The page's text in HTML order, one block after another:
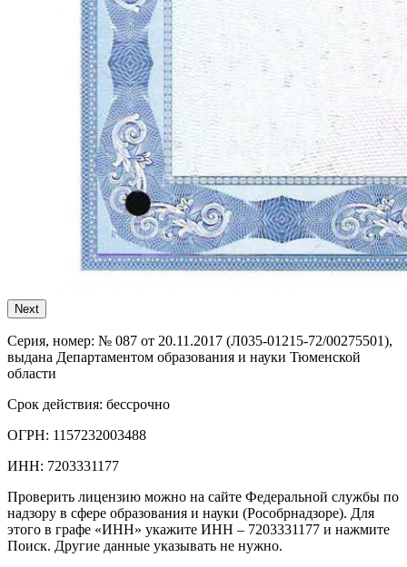
Next
Серия, номер: № 087 от 20.11.2017 (Л035-01215-72/00275501),
выдана Департаментом образования и науки Тюменской
области
Срок действия: бессрочно
ОГРН: 1157232003488
ИНН: 7203331177
Проверить лицензию можно на сайте Федеральной службы по
надзору в сфере образования и науки (Рособрнадзоре). Для
этого в графе «ИНН» укажите ИНН – 7203331177 и нажмите
Поиск. Другие данные указывать не нужно.